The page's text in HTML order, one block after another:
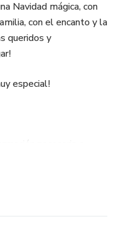
Navidad mágica, con
con el encanto y la
queridos y
especial!
para crear los 8
y español